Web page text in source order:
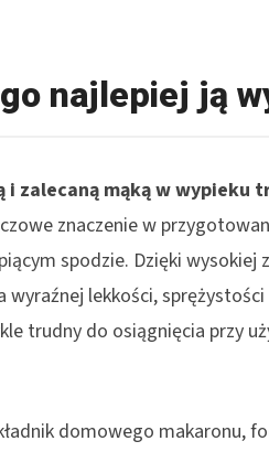
najlepiej ją
zalecaną mąką w wypieku
znaczenie w
spodzie. Dzięki
lekkości,
trudny do osiągnięcia przy
domowego makaronu,